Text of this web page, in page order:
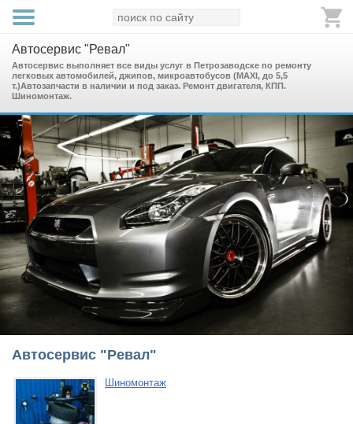
Автосервис "Ревал"
Автосервис выполняет все виды услуг в Петрозаводске по ремонту
легковых автомобилей, джипов, микроавтобусов (MAXI, до 5,5
т.)Автозапчасти в наличии и под заказ. Ремонт двигателя, КПП.
Шиномонтаж.
Автосервис "Ревал"
Шиномонтаж